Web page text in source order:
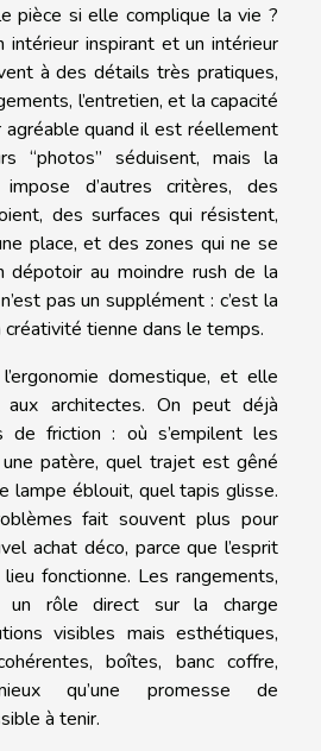
pièce si elle complique la vie ?
intérieur inspirant et un intérieur
à des détails très pratiques,
l’entretien, et la capacité
agréable quand il est réellement
“photos” séduisent, mais la
d’autres critères, des
des surfaces qui résistent,
place, et des zones qui ne se
dépotoir au moindre rush de la
pas un supplément : c’est la
tienne dans le temps.
domestique, et elle
aux architectes. On peut déjà
de friction : où s’empilent les
patère, quel trajet est gêné
lampe éblouit, quel tapis glisse.
fait souvent plus pour
achat déco, parce que l’esprit
fonctionne. Les rangements,
un rôle direct sur la charge
visibles mais esthétiques,
boîtes, banc coffre,
qu’une promesse de
à tenir.